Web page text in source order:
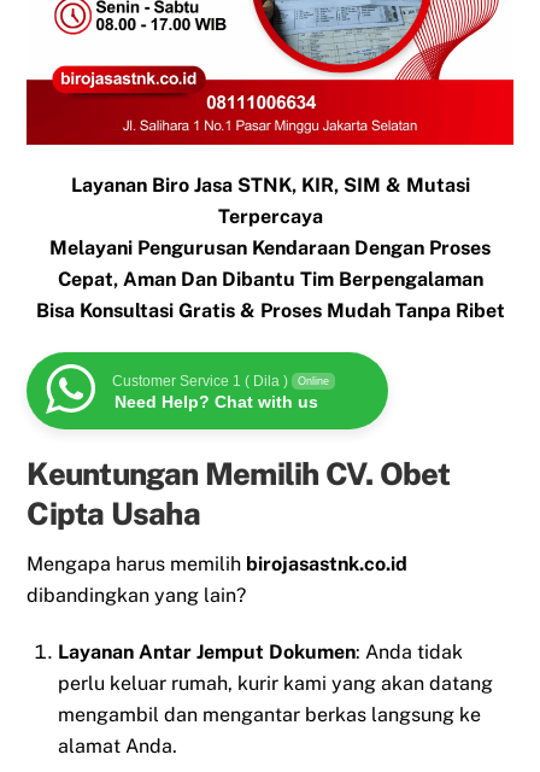
Layanan Biro Jasa STNK, KIR, SIM & Mutasi
Terpercaya
Melayani Pengurusan Kendaraan Dengan Proses
Cepat, Aman Dan Dibantu Tim Berpengalaman
Bisa Konsultasi Gratis & Proses Mudah Tanpa Ribet
Customer Service 1 ( Dila ) Online
Need Help? Chat with us
Keuntungan Memilih CV. Obet
Cipta Usaha
Mengapa harus memilih birojasastnk.co.id
dibandingkan yang lain?
Layanan Antar Jemput Dokumen: Anda tidak
perlu keluar rumah, kurir kami yang akan datang
mengambil dan mengantar berkas langsung ke
alamat Anda.